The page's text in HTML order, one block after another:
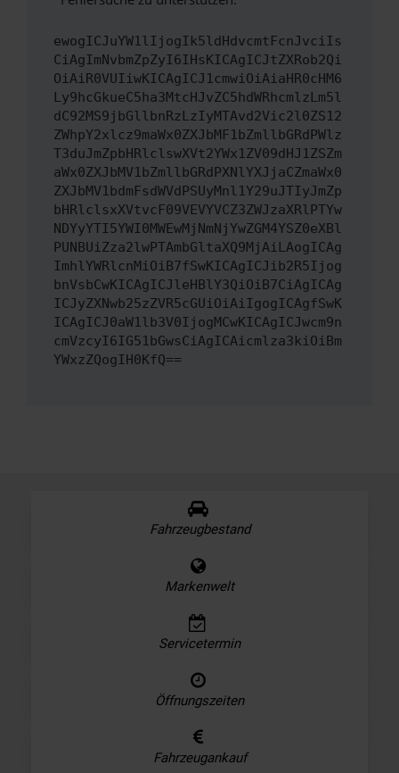
ewogICJuYW1lIjogIk5ldHdvcmtFcnJvciIs
CiAgImNvbmZpZyI6IHsKICAgICJtZXRob2Qi
OiAiR0VUIiwKICAgICJ1cmwiOiAiaHR0cHM6
Ly9hcGkueC5ha3MtcHJvZC5hdWRhcmlzLm5l
dC92MS9jbGllbnRzLzIyMTAvd2Vic2l0ZS12
ZWhpY2xlcz9maWx0ZXJbMF1bZmllbGRdPWlz
T3duJmZpbHRlclswXVt2YWx1ZV09dHJ1ZSZm
aWx0ZXJbMV1bZmllbGRdPXNlYXJjaCZmaWx0
ZXJbMV1bdmFsdWVdPSUyMnl1Y29uJTIyJmZp
bHRlclsxXVtvcF09VEVYVCZ3ZWJzaXRlPTYw
NDYyYTI5YWI0MWEwMjNmNjYwZGM4YSZ0eXBl
PUNBUiZza2lwPTAmbGltaXQ9MjAiLAogICAg
ImhlYWRlcnMiOiB7fSwKICAgICJib2R5Ijog
bnVsbCwKICAgICJleHBlY3QiOiB7CiAgICAg
ICJyZXNwb25zZVR5cGUiOiAiIgogICAgfSwK
ICAgICJ0aW1lb3V0IjogMCwKICAgICJwcm9n
cmVzcyI6IG51bGwsCiAgICAicmlza3kiOiBm
YWxzZQogIH0KfQ==
Fahrzeugbestand
Markenwelt
Servicetermin
Öffnungszeiten
Fahrzeugankauf